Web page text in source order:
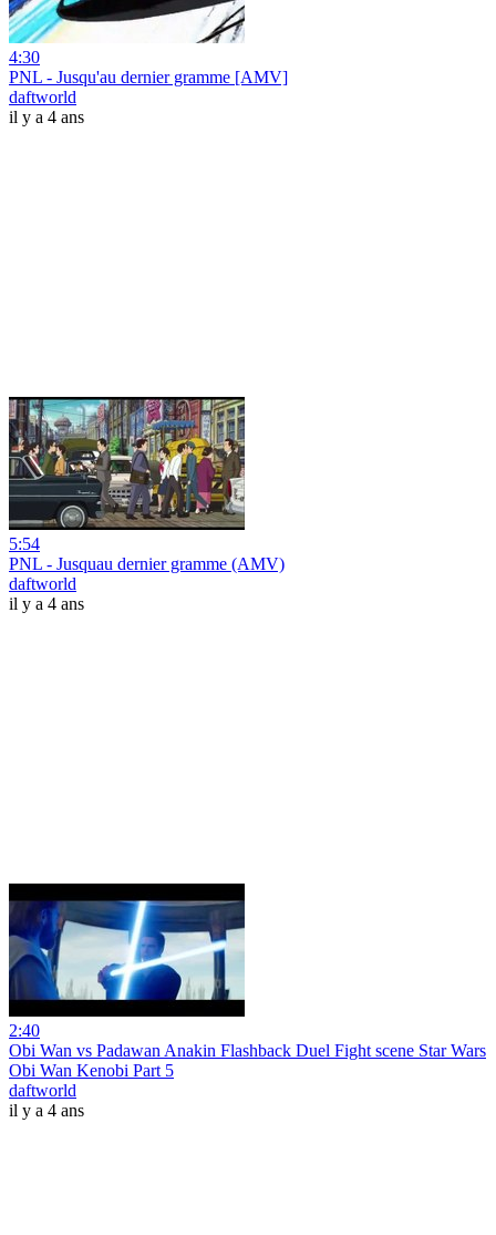
4:30
PNL - Jusqu'au dernier gramme [AMV]
daftworld
il y a 4 ans
5:54
PNL - Jusquau dernier gramme (AMV)
daftworld
il y a 4 ans
2:40
Obi Wan vs Padawan Anakin Flashback Duel Fight scene Star Wars
Obi Wan Kenobi Part 5
daftworld
il y a 4 ans